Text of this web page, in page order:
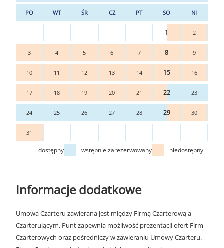
PO WT ŚR CZ PT SO NI
1 2
3 4 5 6 7 8 9
10 11 12 13 14 15 16
17 18 19 20 21 22 23
24 25 26 27 28 29 30
31
dostępny wstępnie zarezerwowany niedostępny
Informacje dodatkowe
Umowa Czarteru zawierana jest między Firmą Czarterową a
Czarterującym. Punt zapewnia możliwość prezentacji ofert Firm
Czarterowych oraz pośredniczy w zawieraniu Umowy Czarteru.